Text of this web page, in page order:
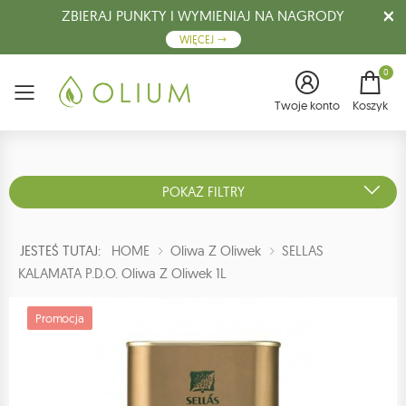
ZBIERAJ PUNKTY I WYMIENIAJ NA NAGRODY
WIĘCEJ
Menu Twoje konto
0
Koszyk
POKAŻ FILTRY
JESTEŚ TUTAJ: HOME Oliwa Z Oliwek
SELLAS
KALAMATA P.D.O. Oliwa Z Oliwek 1L
Promocja